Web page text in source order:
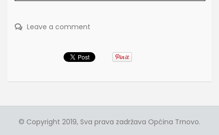
Leave a comment
© Copyright 2019, Sva prava zadržava Općina Trnovo.